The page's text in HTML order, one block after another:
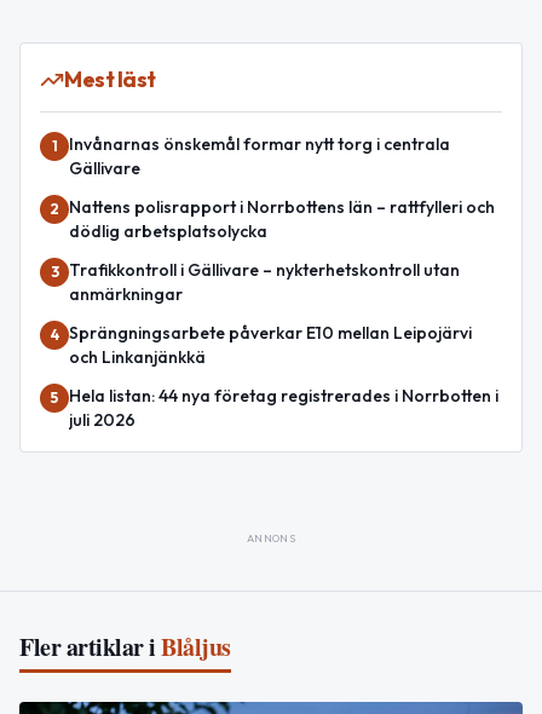
Mest läst
1
Invånarnas önskemål formar nytt torg i centrala
Gällivare
2
Nattens polisrapport i Norrbottens län – rattfylleri och
dödlig arbetsplatsolycka
3
Trafikkontroll i Gällivare – nykterhetskontroll utan
anmärkningar
4 Sprängningsarbete påverkar E10 mellan Leipojärvi
och Linkanjänkkä
5
Hela listan: 44 nya företag registrerades i Norrbotten i
juli 2026
ANNONS
Fler artiklar iBlåljus